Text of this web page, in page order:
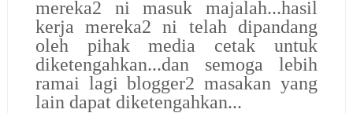
mereka2 ni masuk majalah...hasil
kerja mereka2 ni telah dipandang
oleh pihak media cetak untuk
diketengahkan...dan semoga lebih
ramai lagi blogger2 masakan yang
lain dapat diketengahkan...